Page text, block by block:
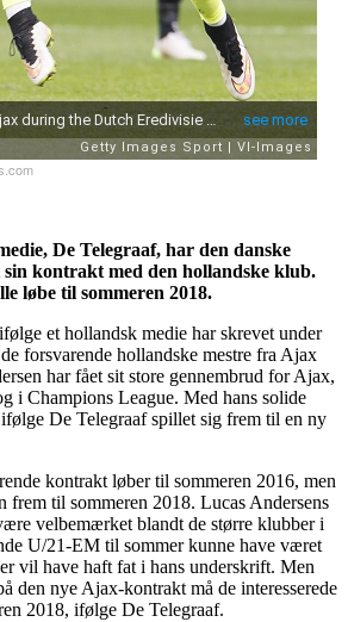
De Telegraaf, har den danske
kontrakt med den hollandske klub.
løbe til sommeren 2018.
et hollandsk medie har skrevet under
forsvarende hollandske mestre fra Ajax
har fået sit store gennembrud for Ajax,
i Champions League. Med hans solide
De Telegraaf spillet sig frem til en ny
kontrakt løber til sommeren 2016, men
til sommeren 2018. Lucas Andersens
velbemærket blandt de større klubber i
U/21-EM til sommer kunne have været
vil have haft fat i hans underskrift. Men
den nye Ajax-kontrakt må de interesserede
2018, ifølge De Telegraaf.